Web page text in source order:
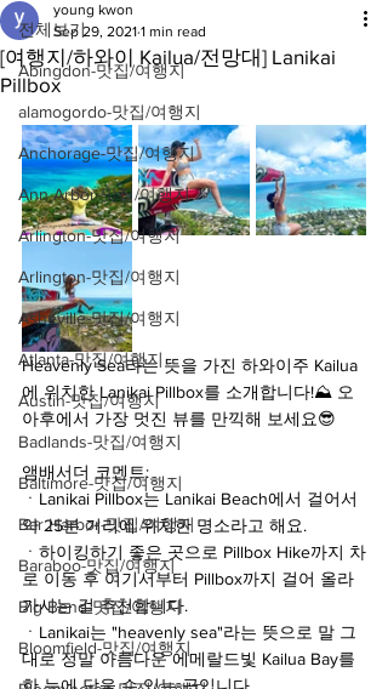
전체보기
Abingdon-맛집/여행지
alamogordo-맛집/여행지
Anchorage-맛집/여행지
Ann Arbor-맛집/여행지
Arlington-맛집/여행지
Arlington-맛집/여행지
Asheville-맛집/여행지
Atlanta-맛집/여행지
Austin-맛집/여행지
Badlands-맛집/여행지
Baltimore-맛집/여행지
Bar Harbor-맛집/여행지
Baraboo-맛집/여행지
Big Bend-맛집/여행지
Bloomfield-맛집/여행지
[여행지/하와이 Kailua/전망대] Lanikai
Pillbox
young kwon
Sep 29, 2021 1 min read
Heavenly Sea라는 뜻을 가진 하와이주 Kailua
에 위치한 Lanikai Pillbox를 소개합니다!⛰ 오
아후에서 가장 멋진 뷰를 만끽해 보세요😎
앰배서더 코멘트:
ㆍLanikai Pillbox는 Lanikai Beach에서 걸어서
약 25분 거리에 위치한 명소라고 해요.
ㆍ하이킹하기 좋은 곳으로 Pillbox Hike까지 차
로 이동 후 여기서부터 Pillbox까지 걸어 올라
가시는 걸 추천합니다.
ㆍLanikai는 "heavenly sea"라는 뜻으로 말 그
대로 정말 아름다운 에메랄드빛 Kailua Bay를